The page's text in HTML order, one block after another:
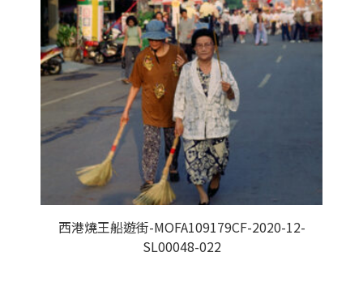
西港燒王船遊街-MOFA109179CF-2020-12-
SL00048-022